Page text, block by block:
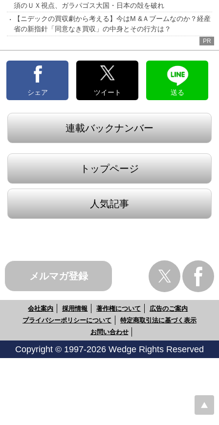
須のＵＸ視点、ガラパゴス大国・日本の殻を破れ
【ニデックの買収劇から考える】今はM &Ａブームなのか？経産
省の新指針「同意なき買収」の中身とその行方は？
PR
シェア ツイート 送る
連載バックナンバー
トップページ
人気記事
メルマガ登録
会社案内 採用情報 著作権について
広告のご案内
プライバシーポリシーについて
特定商取引法に基づく表示
お問い合わせ
Copyright © 1997-2026 Wedge Rights Reserved